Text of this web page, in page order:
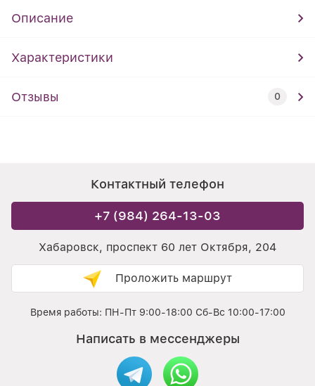
Описание
Характеристики
Отзывы 0
Контактный телефон
+7 (984) 264-13-03
Хабаровск, проспект 60 лет Октября, 204
Проложить маршрут
Время работы: ПН-Пт 9:00-18:00 Сб-Вс 10:00-17:00
Написать в мессенджеры